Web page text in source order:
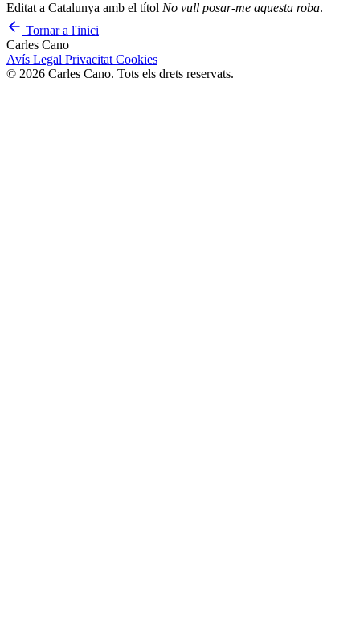
Editat a Catalunya amb el títol No vull posar-me aquesta roba.
Tornar a l'inici
Carles Cano
Avís Legal Privacitat Cookies
© 2026 Carles Cano. Tots els drets reservats.